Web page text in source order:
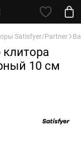
Satisfyer/Partner
10 см